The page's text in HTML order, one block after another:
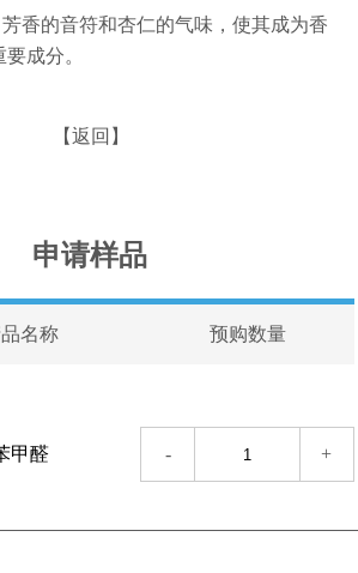
香的音符和杏仁的气味，使其成为香
成分。
【返回】
申请样品
名称 预购数量
- +